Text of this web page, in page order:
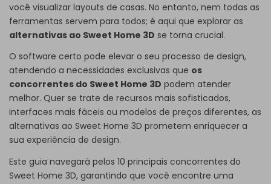
você visualizar layouts de casas. No entanto, nem todas as
ferramentas servem para todos; é aqui que explorar as
alternativas ao Sweet Home 3D se torna crucial.
O software certo pode elevar o seu processo de design,
atendendo a necessidades exclusivas que os
concorrentes do Sweet Home 3D podem atender
melhor. Quer se trate de recursos mais sofisticados,
interfaces mais fáceis ou modelos de preços diferentes, as
alternativas ao Sweet Home 3D prometem enriquecer a
sua experiência de design.
Este guia navegará pelos 10 principais concorrentes do
Sweet Home 3D, garantindo que você encontre uma